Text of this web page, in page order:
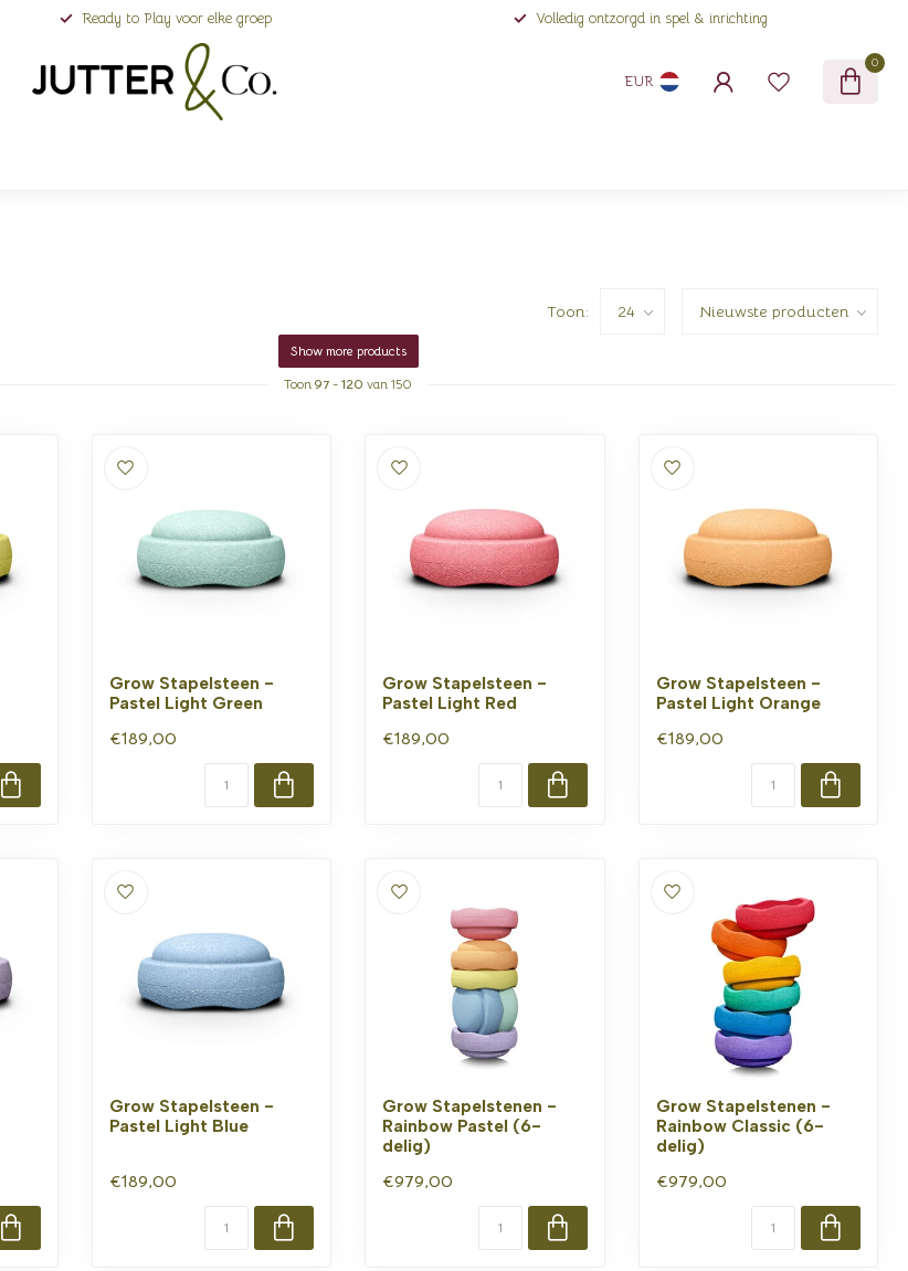
Ready to Play voor elke groep Volledig ontzorgd in spel & inrichting
EUR
0
Toon:
Show more products
Toon 97 - 120 van 150
Grow Stapelsteen -
Pastel Light Green
€189,00
Grow Stapelsteen -
Pastel Light Red
€189,00
Grow Stapelsteen -
Pastel Light Orange
€189,00
Grow Stapelsteen -
Pastel Light Blue
€189,00
Grow Stapelstenen -
Rainbow Pastel (6-
delig)
€979,00
Grow Stapelstenen -
Rainbow Classic (6-
delig)
€979,00